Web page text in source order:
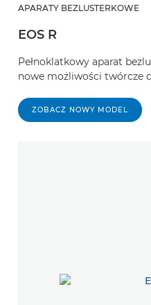
APARATY BEZLUSTERKOWE
EOS R
Pełnoklatkowy aparat
nowe możliwości twórcze
ZOBACZ NOWY MODEL